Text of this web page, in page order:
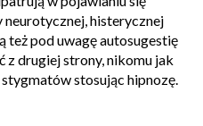
histerycznej
pod uwagę autosugestię
z drugiej strony, nikomu jak
stygmatów stosując hipnozę.